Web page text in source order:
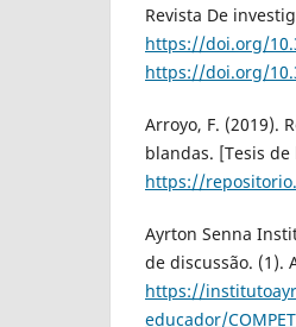
Revista De
https://doi.org/
https://doi.org/
Arroyo, F. (2019).
blandas. [Tesis
https://
Ayrton Senna
de discussão. (1).
https://
educador/